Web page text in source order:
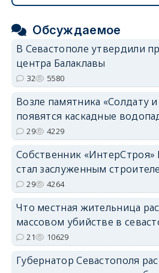
Обсуждаемое
В Севастополе утвердили
центра Балаклавы
32 5580
Возле памятника «Солдату
появятся каскадные
29 4229
Собственник «ИнтерСтроя»
стал заслуженным
29 4264
Что местная жительница
массовом убийстве в
21 10629
Губернатор Севастополя